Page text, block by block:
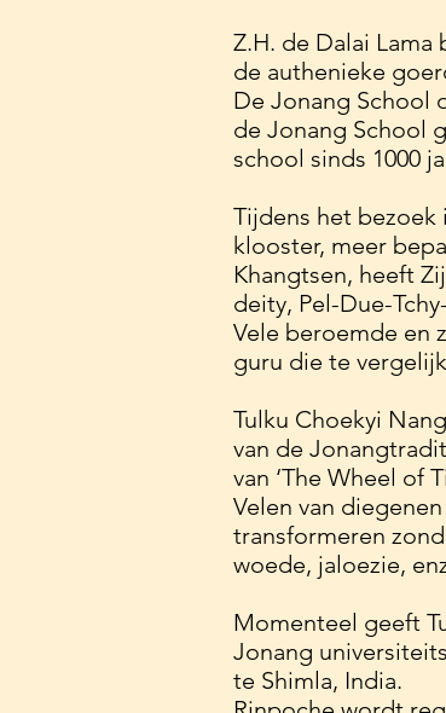
Z.H. de Dalai
de authenieke
De Jonang School
de Jonang School
school sinds 1000
Tijdens het bezoek
klooster, meer
Khangtsen, heeft
deity, Pel-Due-
Vele beroemde en
guru die te
Tulku Choekyi
van de
van ‘The Wheel of
Velen van
transformeren
woede, jaloezie,
Momenteel geeft
Jonang
te Shimla, India.